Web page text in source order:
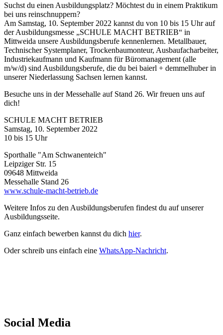
Suchst du einen Ausbildungsplatz? Möchtest du in einem Praktikum
bei uns reinschnuppern?
Am Samstag, 10. September 2022 kannst du von 10 bis 15 Uhr auf
der Ausbildungsmesse „SCHULE MACHT BETRIEB“ in
Mittweida unsere Ausbildungsberufe kennenlernen. Metallbauer,
Technischer Systemplaner, Trockenbaumonteur, Ausbaufacharbeiter,
Industriekaufmann und Kaufmann für Büromanagement (alle
m/w/d) sind Ausbildungsberufe, die du bei baierl + demmelhuber in
unserer Niederlassung Sachsen lernen kannst.
Besuche uns in der Messehalle auf Stand 26. Wir freuen uns auf
dich!
SCHULE MACHT BETRIEB
Samstag, 10. September 2022
10 bis 15 Uhr
Sporthalle "Am Schwanenteich"
Leipziger Str. 15
09648 Mittweida
Messehalle Stand 26
www.schule-macht-betrieb.de
Weitere Infos zu den Ausbildungsberufen findest du auf unserer
Ausbildungsseite.
Ganz einfach bewerben kannst du dich hier.
Oder schreib uns einfach eine WhatsApp-Nachricht.
Social Media